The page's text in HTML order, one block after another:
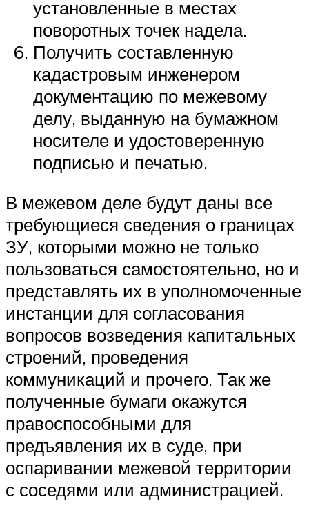
установленные в местах
поворотных точек надела.
Получить составленную
кадастровым инженером
документацию по межевому
делу, выданную на бумажном
носителе и удостоверенную
подписью и печатью.
В межевом деле будут даны все
требующиеся сведения о границах
ЗУ, которыми можно не только
пользоваться самостоятельно, но и
представлять их в уполномоченные
инстанции для согласования
вопросов возведения капитальных
строений, проведения
коммуникаций и прочего. Так же
полученные бумаги окажутся
правоспособными для
предъявления их в суде, при
оспаривании межевой территории
с соседями или администрацией.